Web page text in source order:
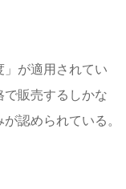
が適用されてい
販売するしかな
認められている。